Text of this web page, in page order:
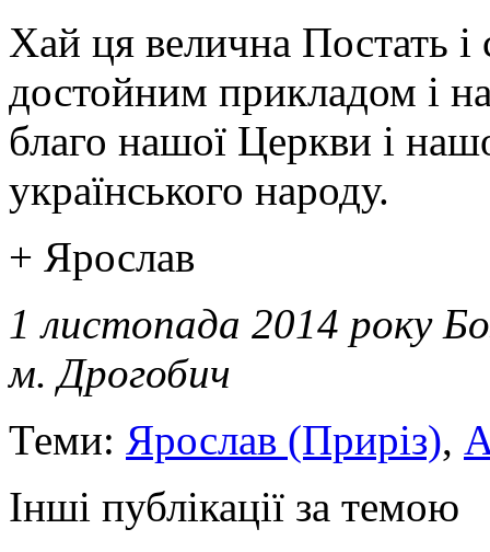
Хай ця велична Постать і
достойним прикладом і
благо нашої Церкви і
українського народу.
+ Ярослав
1 листопада 2014 року
м. Дрогобич
Теми: Ярослав (Приріз),
Інші публікації за темою